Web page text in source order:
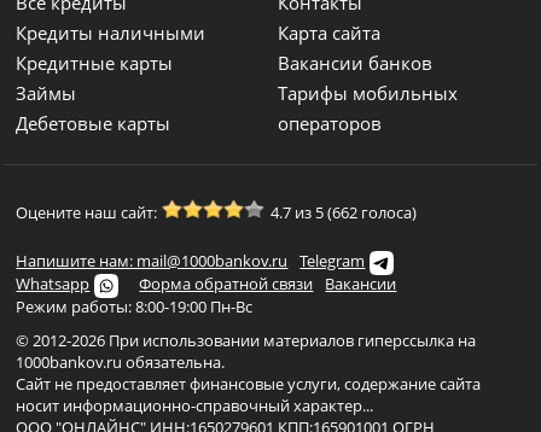
Кредиты наличными
Кредитные карты
Займы
Дебетовые карты
Карта сайта
Вакансии банков
Тарифы мобильных
операторов
Оцените наш сайт: 4.7 из 5 (662 голоса)
Напишите нам: mail@1000bankov.ru
Telegram
Whatsapp
Форма обратной связи
Вакансии
Режим работы: 8:00-19:00 Пн-Вс
© 2012-2026 При использовании материалов гиперссылка на
1000bankov.ru обязательна.
Сайт не предоставляет финансовые услуги, содержание сайта
носит информационно-справочный характер...
ООО "ОНЛАЙНС" ИНН:1650279601 КПП:165901001 ОГРН